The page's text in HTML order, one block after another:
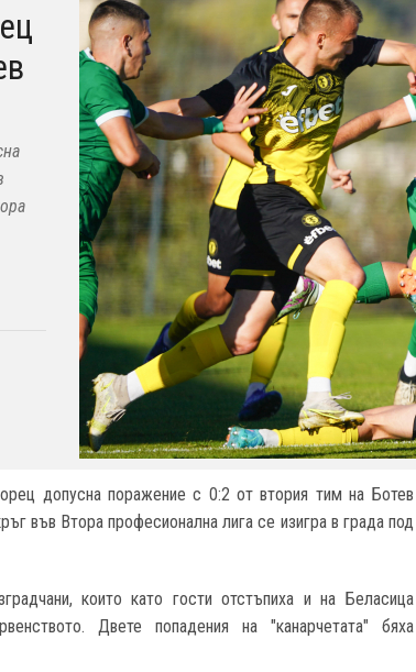
допусна поражение с 0:2 от втория тим на Ботев
във Втора професионална лига се изигра в града под
които като гости отстъпиха и на Беласица
Двете попадения на "канарчетата" бяха